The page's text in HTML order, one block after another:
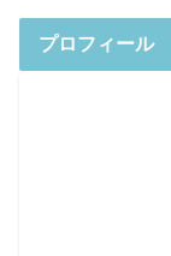
プロフィール